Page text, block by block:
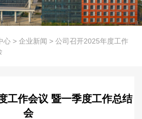
心 > 企业新闻 > 公司召开2025年度工作
工作会议 暨一季度工作总结
会